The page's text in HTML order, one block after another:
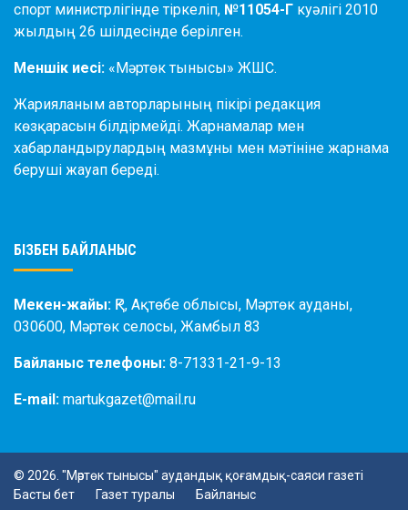
спорт министрлігінде тіркеліп, №11054-Г куәлігі 2010
жылдың 26 шілдесінде берілген.
Меншік иесі: «Мәртөк тынысы» ЖШС.
Жарияланым авторларының пікірі редакция
көзқарасын білдірмейді. Жарнамалар мен
хабарландырулардың мазмұны мен мәтініне жарнама
беруші жауап береді.
БІЗБЕН БАЙЛАНЫС
Мекен-жайы: ҚР, Ақтөбе облысы, Мәртөк ауданы,
030600, Мәртөк селосы, Жамбыл 83
Байланыс телефоны: 8-71331-21-9-13
E-mail: martukgazet@mail.ru
© 2026. "Мәртөк тынысы" аудандық қоғамдық-саяси газеті
Басты бет
Газет туралы Байланыс